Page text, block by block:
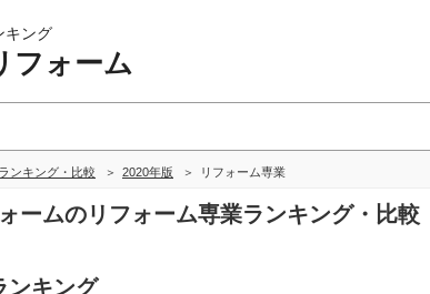
キング
フォーム
ンキング・比較 2020年版 リフォーム専業
ームのリフォーム専業ランキング・比較
ンキング